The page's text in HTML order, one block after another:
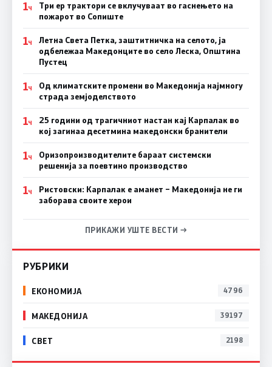
1Ч
Три ер трактори се вклучуваат во гаснењето на
пожарот во Сопиште
1Ч
Летна Света Петка, заштитничка на селото, ја
одбележаа Македонците во село Леска, Општина
Пустец
1Ч
Од климатските промени во Македонија најмногу
страда земјоделството
1Ч
25 години од трагичниот настан кај Карпалак во
кој загинаа десетмина македонски бранители
1Ч
Оризопроизводителите бараат системски
решенија за поевтино производство
1Ч
Ристовски: Карпалак е аманет – Македонија не ги
заборава своите херои
ПРИКАЖИ УШТЕ ВЕСТИ →
РУБРИКИ
ЕКОНОМИЈА 4796
МАКЕДОНИЈА 39197
СВЕТ 2198